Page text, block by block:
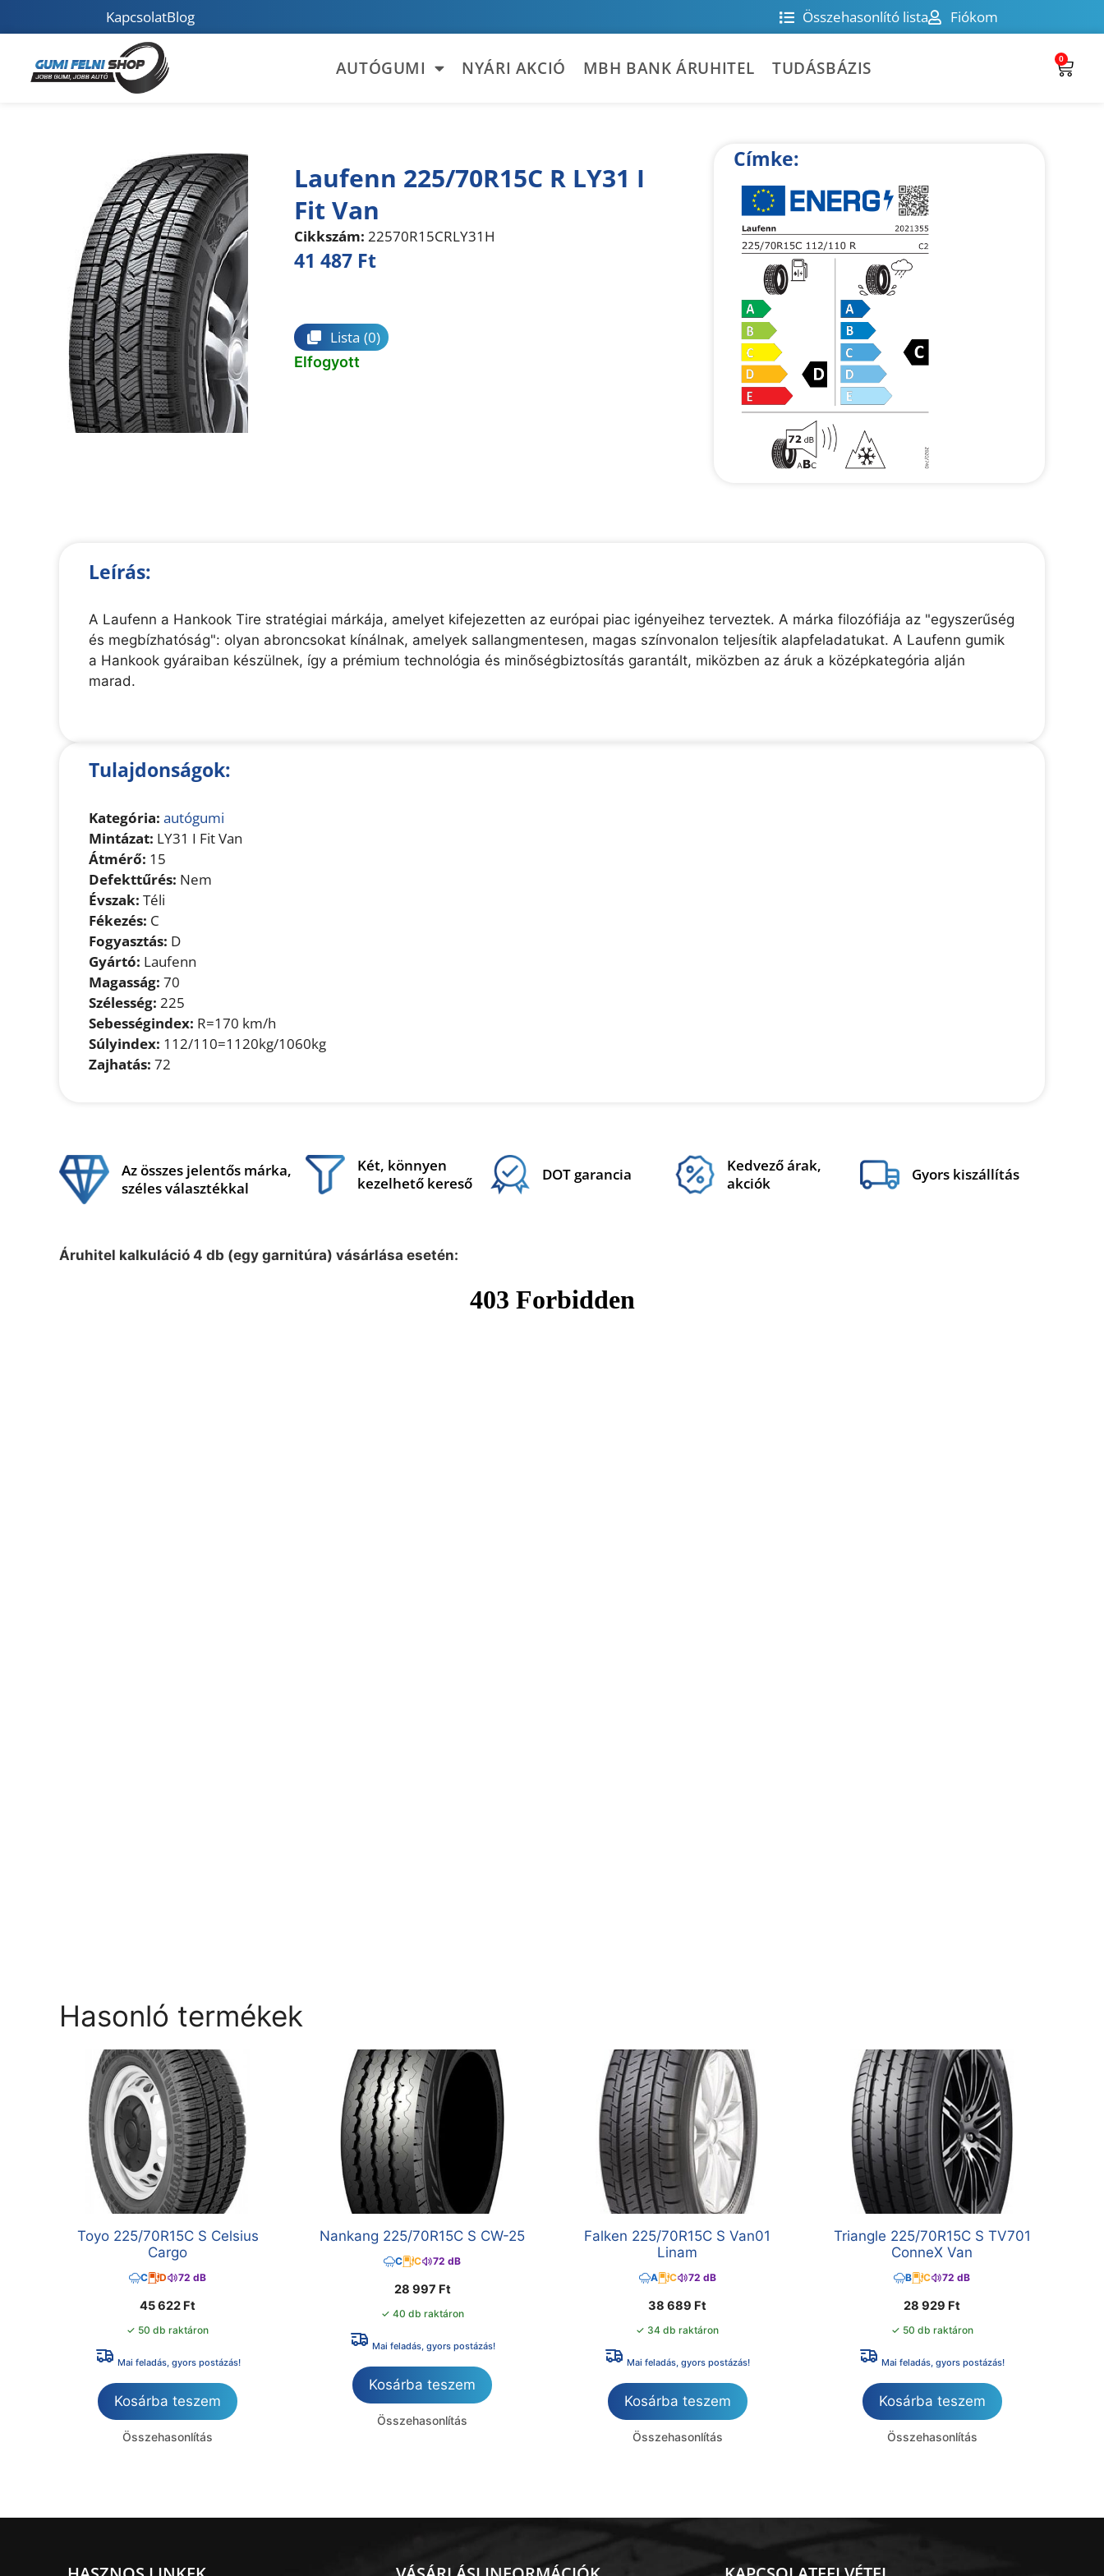
KapcsolatBlog Összehasonlító lista Fiókom
AUTÓGUMI NYÁRI AKCIÓ MBH BANK ÁRUHITEL TUDÁSBÁZIS 0
Laufenn 225/70R15C R LY31 I
Fit Van
Cikkszám: 22570R15CRLY31H
41 487 Ft
Lista (0)
Elfogyott
Címke:
Leírás:
A Laufenn a Hankook Tire stratégiai márkája, amelyet kifejezetten az európai piac igényeihez terveztek. A márka filozófiája az "egyszerűség
és megbízhatóság": olyan abroncsokat kínálnak, amelyek sallangmentesen, magas színvonalon teljesítik alapfeladatukat. A Laufenn gumik
a Hankook gyáraiban készülnek, így a prémium technológia és minőségbiztosítás garantált, miközben az áruk a középkategória alján
marad.
Tulajdonságok:
Kategória: autógumi
Mintázat: LY31 I Fit Van
Átmérő: 15
Defekttűrés: Nem
Évszak: Téli
Fékezés: C
Fogyasztás: D
Gyártó: Laufenn
Magasság: 70
Szélesség: 225
Sebességindex: R=170 km/h
Súlyindex: 112/110=1120kg/1060kg
Zajhatás: 72
Az összes jelentős márka,
széles választékkal
Két, könnyen
kezelhető kereső
DOT garancia
Kedvező árak,
akciók
Gyors kiszállítás
Áruhitel kalkuláció 4 db (egy garnitúra) vásárlása esetén:
Hasonló termékek
Toyo 225/70R15C S Celsius
Cargo
C D 72 dB
45 622 Ft
✓ 50 db raktáron
Mai feladás, gyors postázás!
Kosárba teszem
Összehasonlítás
Nankang 225/70R15C S CW-25
C C 72 dB
28 997 Ft
✓ 40 db raktáron
Mai feladás, gyors postázás!
Kosárba teszem
Összehasonlítás
Falken 225/70R15C S Van01
Linam
A C 72 dB
38 689 Ft
✓ 34 db raktáron
Mai feladás, gyors postázás!
Kosárba teszem
Összehasonlítás
Triangle 225/70R15C S TV701
ConneX Van
B C 72 dB
28 929 Ft
✓ 50 db raktáron
Mai feladás, gyors postázás!
Kosárba teszem
Összehasonlítás